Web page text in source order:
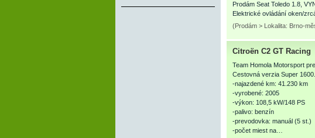
Prodám Seat Toledo 1.8,
Elektrické ovládání oken/
(Prodám > Lokalita: Brno-
Citroën C2 GT Racing
Team Homola Motorsport
Cestovná verzia Super
-najazdené km: 41.230 km
-vyrobené: 2005
-výkon: 108,5 kW/148 PS
-palivo: benzín
-prevodovka: manuál (5 st.)
-počet miest na…